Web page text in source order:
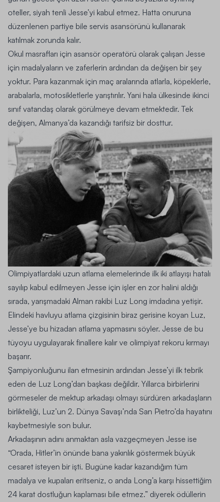
oteller, siyah tenli Jesse’yi kabul etmez. Hatta onuruna
düzenlenen partiye bile servis asansörünü kullanarak
katılmak zorunda kalır.
Okul masrafları için asansör operatörü olarak çalışan Jesse
için madalyaların ve zaferlerin ardından da değişen bir şey
yoktur. Para kazanmak için maç aralarında atlarla, köpeklerle,
arabalarla, motosikletlerle yarıştırılır. Yani hala ülkesinde ikinci
sınıf vatandaş olarak görülmeye devam etmektedir. Tek
değişen, Almanya’da kazandığı tarifsiz bir dosttur.
Olimpiyatlardaki uzun atlama elemelerinde ilk iki atlayışı hatalı
sayılıp kabul edilmeyen Jesse için işler en zor halini aldığı
sırada, yarışmadaki Alman rakibi Luz Long imdadına yetişir.
Elindeki havluyu atlama çizgisinin biraz gerisine koyan Luz,
Jesse’ye bu hizadan atlama yapmasını söyler. Jesse de bu
tüyoyu uygulayarak finallere kalır ve olimpiyat rekoru kırmayı
başarır.
Şampiyonluğunu ilan etmesinin ardından Jesse’yi ilk tebrik
eden de Luz Long’dan başkası değildir. Yıllarca birbirlerini
görmeseler de mektup arkadaşı olmayı sürdüren arkadaşların
birlikteliği, Luz’un 2. Dünya Savaşı’nda San Pietro’da hayatını
kaybetmesiyle son bulur.
Arkadaşının adını anmaktan asla vazgeçmeyen Jesse ise
“Orada, Hitler’in önünde bana yakınlık göstermek büyük
cesaret isteyen bir işti. Bugüne kadar kazandığım tüm
madalya ve kupaları eritseniz, o anda Long’a karşı hissettiğim
24 karat dostluğun kaplaması bile etmez.” diyerek ödüllerin